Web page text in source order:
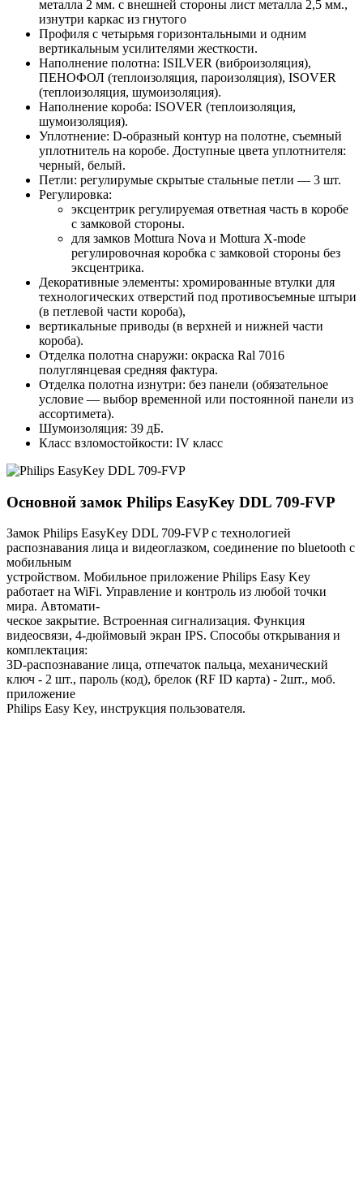
металла 2 мм. с внешней стороны лист металла 2,5 мм.,
изнутри каркас из гнутого
Профиля с четырьмя горизонтальными и одним
вертикальным усилителями жесткости.
Наполнение полотна: ISILVER (виброизоляция),
ПЕНОФОЛ (теплоизоляция, пароизоляция), ISOVER
(теплоизоляция, шумоизоляция).
Наполнение короба: ISOVER (теплоизоляция,
шумоизоляция).
Уплотнение: D-образный контур на полотне, съемный
уплотнитель на коробе. Доступные цвета уплотнителя:
черный, белый.
Петли: регулирумые скрытые стальные петли — 3 шт.
Регулировка:
эксцентрик регулируемая ответная часть в коробе
с замковой стороны.
для замков Mottura Nova и Mottura X-mode
регулировочная коробка с замковой стороны без
эксцентрика.
Декоративные элементы: хромированные втулки для
технологических отверстий под противосъемные штыри
(в петлевой части короба),
вертикальные приводы (в верхней и нижней части
короба).
Отделка полотна снаружи: окраска Ral 7016
полуглянцевая средняя фактура.
Отделка полотна изнутри: без панели (обязательное
условие — выбор временной или постоянной панели из
ассортимета).
Шумоизоляция: 39 дБ.
Класс взломостойкости: IV класс
Основной замок Philips EasyKey DDL 709-FVP
Замок Philips EasyKey DDL 709-FVP с технологией
распознавания лица и видеоглазком, соединение по bluetooth с
мобильным
устройством. Мобильное приложение Philips Easy Key
работает на WiFi. Управление и контроль из любой точки
мира. Автомати-
ческое закрытие. Встроенная сигнализация. Функция
видеосвязи, 4-дюймовый экран IPS. Способы открывания и
комплектация:
3D-распознавание лица, отпечаток пальца, механический
ключ - 2 шт., пароль (код), брелок (RF ID карта) - 2шт., моб.
приложение
Philips Easy Key, инструкция пользователя.